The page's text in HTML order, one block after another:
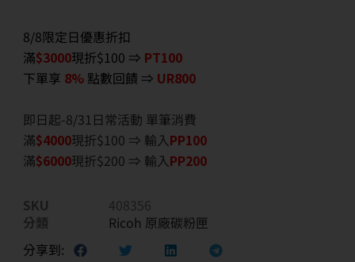
8/8限定日優惠折扣
滿$3000現折$100 ⇒ PT100
下單享 8% 點數回饋 ⇒ UR800
即日起-8/31日常活動 單筆消費
滿$4000現折$100 ⇒ 輸入PP100
滿$6000現折$200 ⇒ 輸入PP200
SKU
408356
分類
Ricoh 原廠碳粉匣
分享到: